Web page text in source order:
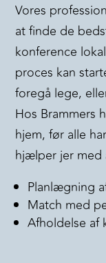
Vores
at finde de
konference
proces kan
foregå lege,
Hos Brammers
hjem, før alle
hjælper jer med
Planlægning
Match med
Afholdelse af